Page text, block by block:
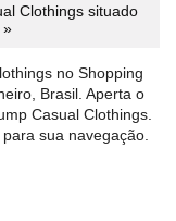
Clothings situado
»
no Shopping
Brasil. Aperta o
Casual Clothings.
sua navegação.